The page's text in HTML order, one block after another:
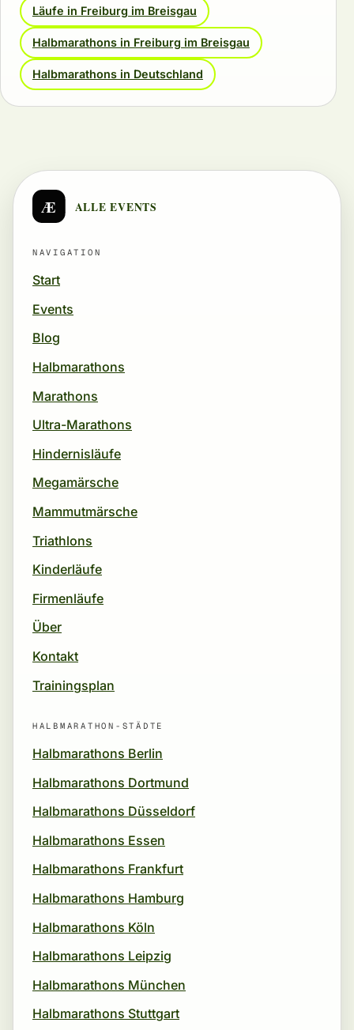
Läufe in Freiburg im Breisgau
Halbmarathons in Freiburg im Breisgau
Halbmarathons in Deutschland
Æ ALLE EVENTS
NAVIGATION
Start
Events
Blog
Halbmarathons
Marathons
Ultra-Marathons
Hindernisläufe
Megamärsche
Mammutmärsche
Triathlons
Kinderläufe
Firmenläufe
Über
Kontakt
Trainingsplan
HALBMARATHON-STÄDTE
Halbmarathons Berlin
Halbmarathons Dortmund
Halbmarathons Düsseldorf
Halbmarathons Essen
Halbmarathons Frankfurt
Halbmarathons Hamburg
Halbmarathons Köln
Halbmarathons Leipzig
Halbmarathons München
Halbmarathons Stuttgart